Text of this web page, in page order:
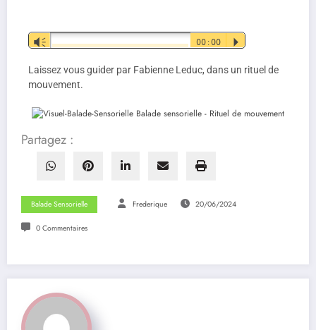
Lecteur
audio
Vm 00:00 P
Laissez vous guider par Fabienne Leduc, dans un rituel de
mouvement.
Partagez :
Balade Sensorielle Frederique 20/06/2024
0 Commentaires